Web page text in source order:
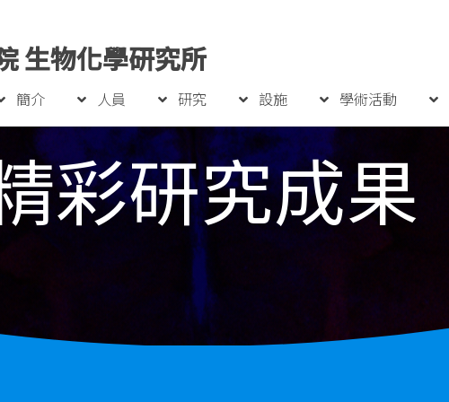
生物化學研究所
簡介 人員 研究 設施 學術活動
彩研究成果